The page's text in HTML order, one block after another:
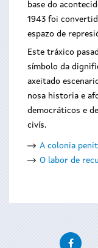
base do
1943 foi
espazo de
Este tráxico
símbolo da
axeitado
nosa historia e
democráticos e
civís.
A colonia
O labor de